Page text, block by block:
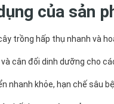
của sản
trồng hấp thụ nhanh và
cân đối dinh dưỡng cho
nhanh khỏe, hạn chế sâu